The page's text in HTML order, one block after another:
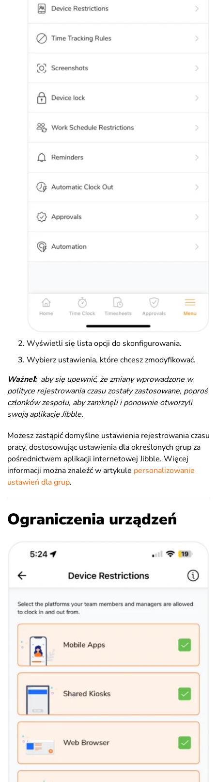
Wyświetli się lista opcji do skonfigurowania.
Wybierz ustawienia, które chcesz zmodyfikować.
Ważne❗: aby się upewnić, że zmiany wprowadzone w
polityce rejestrowania czasu zostały zastosowane, poproś
członków zespołu, aby zamknęli i ponownie otworzyli
swoją aplikację Jibble.
Możesz zastąpić domyślne ustawienia rejestrowania czasu
pracy, dostosowując ustawienia dla określonych grup za
pośrednictwem aplikacji internetowej Jibble. Więcej
informacji można znaleźć w artykule personalizowanie
ustawień dla grup.
Ograniczenia urządzeń